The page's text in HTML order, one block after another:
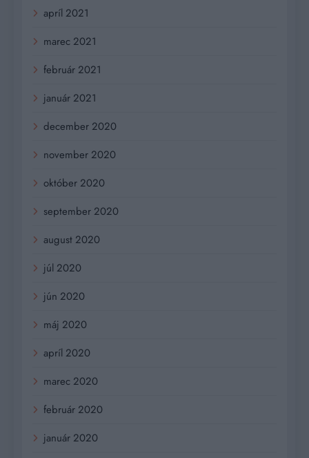
apríl 2021
marec 2021
február 2021
január 2021
december 2020
november 2020
október 2020
september 2020
august 2020
júl 2020
jún 2020
máj 2020
apríl 2020
marec 2020
február 2020
január 2020